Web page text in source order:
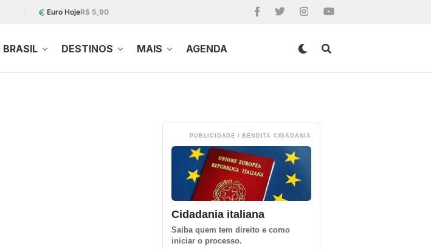
Euro HojeR$ 5,90
DESTINOS MAIS AGENDA
PUBLICIDADE / BENDITA CIDADANIA
Cidadania italiana
Saiba quem tem direito e como
iniciar o processo.